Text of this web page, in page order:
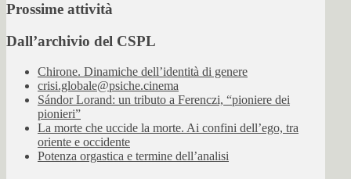
Prossime attività
Dall’archivio del CSPL
Chirone. Dinamiche dell’identità di genere
crisi.globale@psiche.cinema
Sándor Lorand: un tributo a Ferenczi, “pioniere dei
pionieri”
La morte che uccide la morte. Ai confini dell’ego, tra
oriente e occidente
Potenza orgastica e termine dell’analisi